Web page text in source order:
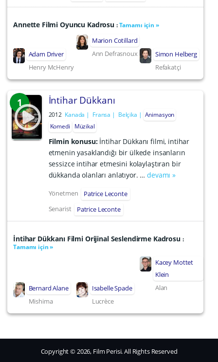
Annette Filmi Oyuncu Kadrosu :Tamamı için »
Adam Driver
Henry McHenry
Marion Cotillard
Ann Defrasnoux
Simon Helberg
Refakatçi
1 İntihar Dükkanı
2012 Kanada Fransa Belçika
Animasyon
Komedi
Müzikal
Filmin konusu: İntihar Dükkanı filmi, intihar
etmenin yasaklandığı bir ülkede insanların
sessizce intihar etmesini kolaylaştıran bir
dükkanda olanları anlatıyor. …devamı »
Yönetmen
Patrice Leconte
Senarist
Patrice Leconte
İntihar Dükkanı Filmi Orijinal Seslendirme Kadrosu :
Tamamı için »
Bernard Alane
Mishima
Isabelle Spade
Lucrèce
Kacey Mottet
Klein
Alan
Copyright © 2026, Film Perisi. All Rights Reserved